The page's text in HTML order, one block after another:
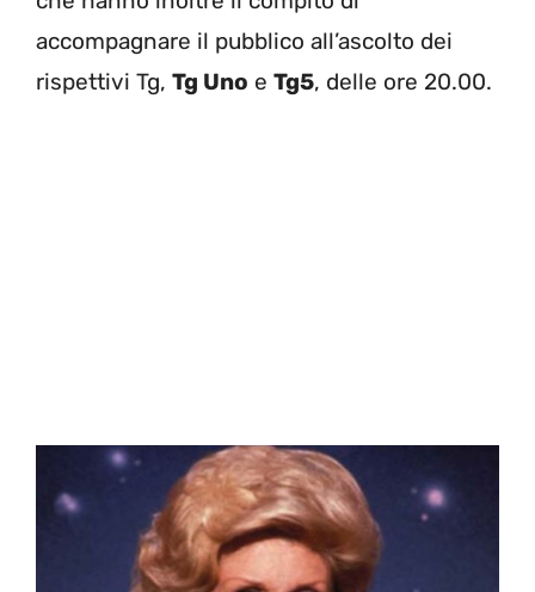
accompagnare il pubblico all’ascolto dei
rispettivi Tg, Tg Uno e Tg5, delle ore 20.00.